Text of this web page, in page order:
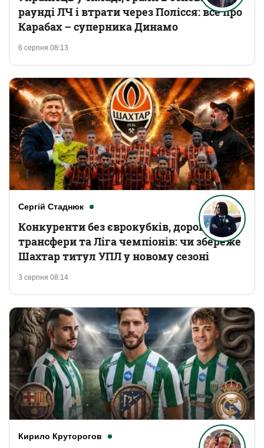
6 серпня 08:13
раунді ЛЧ і втрати через Полісся: все про
Карабах – суперника Динамо
Сергій Стаднюк
3 серпня 08:14
Конкуренти без єврокубків, дорогі
трансфери та Ліга чемпіонів: чи збереже
Шахтар титул УПЛ у новому сезоні
Кирило Круторогов